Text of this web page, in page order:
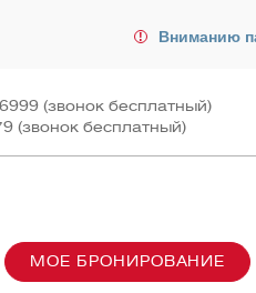
Вниманию
(звонок бесплатный)
(звонок бесплатный)
МОЕ БРОНИРОВАНИЕ